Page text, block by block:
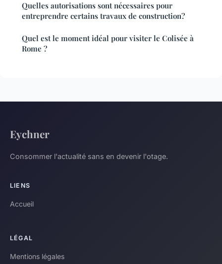
Quelles autorisations sont nécessaires pour
entreprendre certains travaux de construction?
Quel est le moment idéal pour visiter le Colisée à
Rome ?
Eychner
Consommer l'actualité sans en devenir l'otage.
LIENS
Accueil
LÉGAL
Mentions légales